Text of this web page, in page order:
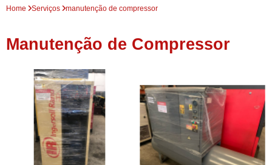
Home Serviços manutenção de compressor
Manutenção de Compressor